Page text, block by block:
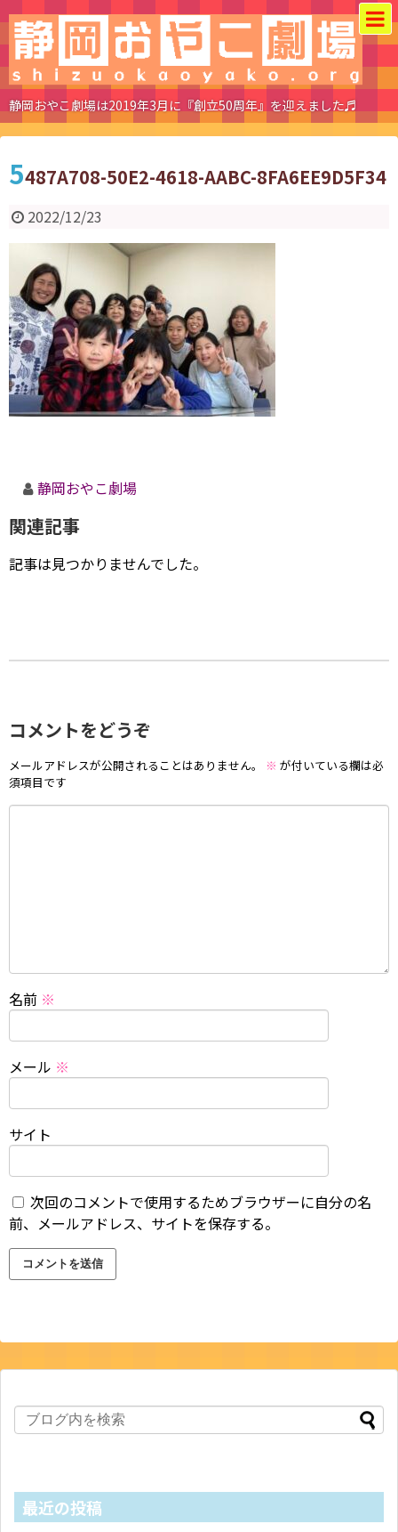
静岡おやこ劇場は2019年3月に『創立50周年』を迎えました♬
5487A708-50E2-4618-AABC-8FA6EE9D5F34
2022/12/23
静岡おやこ劇場
関連記事
記事は見つかりませんでした。
コメントをどうぞ
メールアドレスが公開されることはありません。 ※ が付いている欄は必
須項目です
名前 ※
メール ※
サイト
次回のコメントで使用するためブラウザーに自分の名
前、メールアドレス、サイトを保存する。
最近の投稿